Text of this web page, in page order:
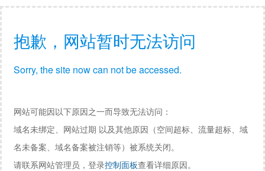
抱歉，网站暂时无法访问
Sorry, the site now can not be accessed.
网站可能因以下原因之一而导致无法访问：
域名未绑定、网站过期 以及其他原因（空间超标、流量超标、域
名未备案、域名备案被注销等）被系统关闭。
请联系网站管理员，登录控制面板查看详细原因。